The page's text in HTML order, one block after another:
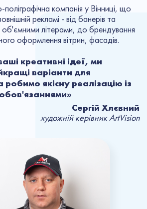
компанія у Вінниці, що
рекламі - від банерів та
об'ємними літерами, до брендування
оформлення вітрин, фасадів.
креативні ідеї, ми
варіанти для
якісну реалізацію із
Сергій Хлєвний
художній керівник ArtVision